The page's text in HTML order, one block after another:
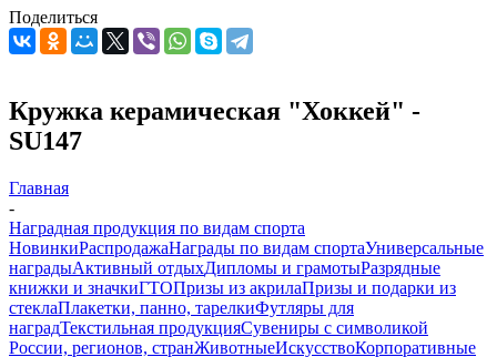
Поделиться
Кружка керамическая "Хоккей" -
SU147
Главная
-
Наградная продукция по видам спорта
НовинкиРаспродажаНаграды по видам спортаУниверсальные
наградыАктивный отдыхДипломы и грамотыРазрядные
книжки и значкиГТОПризы из акрилаПризы и подарки из
стеклаПлакетки, панно, тарелкиФутляры для
наградТекстильная продукцияСувениры с символикой
России, регионов, странЖивотныеИскусствоКорпоративные